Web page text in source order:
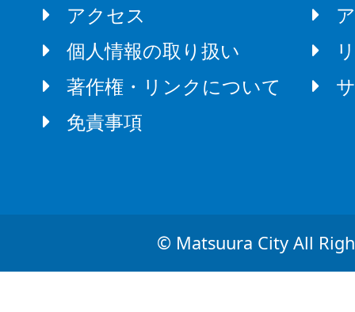
アクセス
個人情報の取り扱い
著作権・リンクについて
免責事項
© Matsuura City All